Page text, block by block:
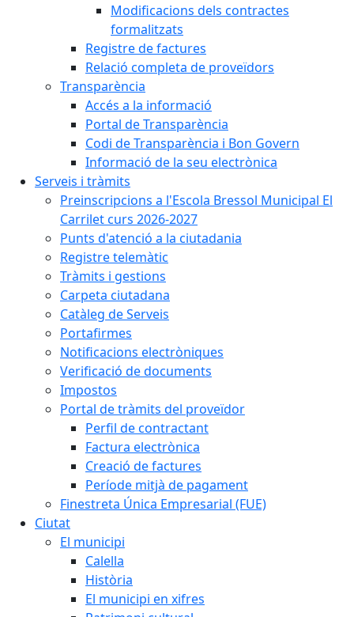
Modificacions dels contractes
formalitzats
Registre de factures
Relació completa de proveïdors
Transparència
Accés a la informació
Portal de Transparència
Codi de Transparència i Bon Govern
Informació de la seu electrònica
Serveis i tràmits
Preinscripcions a l'Escola Bressol Municipal El
Carrilet curs 2026-2027
Punts d'atenció a la ciutadania
Registre telemàtic
Tràmits i gestions
Carpeta ciutadana
Catàleg de Serveis
Portafirmes
Notificacions electròniques
Verificació de documents
Impostos
Portal de tràmits del proveïdor
Perfil de contractant
Factura electrònica
Creació de factures
Període mitjà de pagament
Finestreta Única Empresarial (FUE)
Ciutat
El municipi
Calella
Història
El municipi en xifres